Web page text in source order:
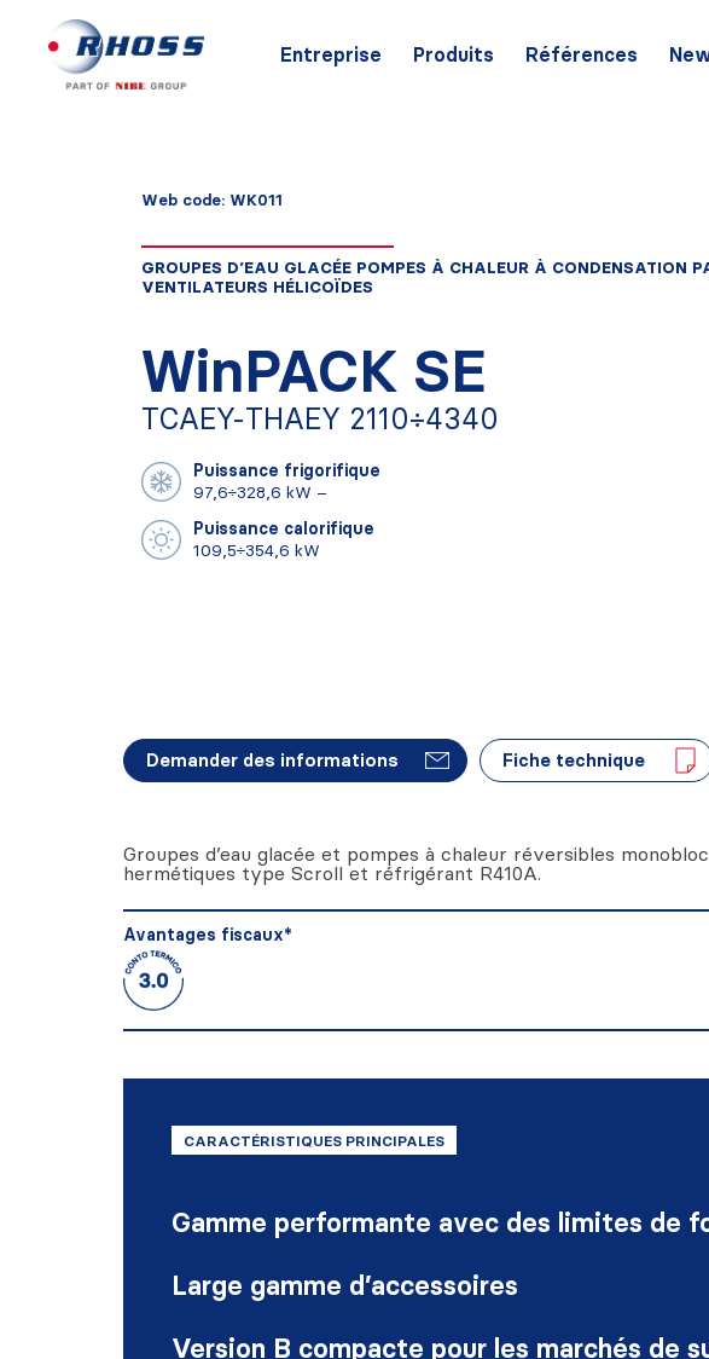
Entreprise Produits Références
Web code: WK011
GROUPES D’EAU GLACÉE POMPES À CHALEUR À CONDENSATION
VENTILATEURS HÉLICOÏDES
WinPACK SE
TCAEY-THAEY 2110÷4340
Puissance frigorifique
97,6÷328,6 kW –
Puissance calorifique
109,5÷354,6 kW
Demander des informations Fiche technique
Groupes d’eau glacée et pompes à chaleur réversibles
hermétiques type Scroll et réfrigérant R410A.
Avantages fiscaux*
CARACTÉRISTIQUES PRINCIPALES
Gamme performante avec des limites de
Large gamme d’accessoires
Version B compacte pour les marchés de